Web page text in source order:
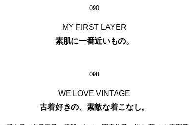
090
MY FIRST LAYER
素肌に一番近いもの。
098
WE LOVE VINTAGE
古着好きの、素敵な着こなし。